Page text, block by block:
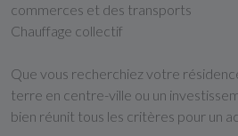
commerces et des transports
Chauffage collectif
Que vous recherchiez votre
terre en centre-ville ou un
bien réunit tous les critères pour un